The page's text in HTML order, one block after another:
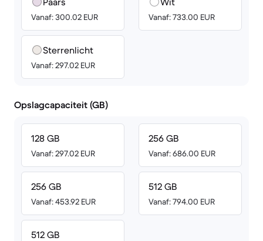
Vanaf: 300.02 EUR
Sterrenlicht
Vanaf: 297.02 EUR
Vanaf: 733.00 EUR
Opslagcapaciteit (GB)
128 GB
Vanaf: 297.02 EUR
256 GB
Vanaf: 453.92 EUR
512 GB
256 GB
Vanaf: 686.00 EUR
512 GB
Vanaf: 794.00 EUR